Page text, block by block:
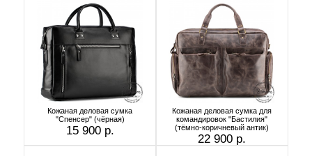
Кожаная деловая сумка
"Спенсер" (чёрная)
15 900 р.
Кожаная деловая сумка для
командировок "Бастилия"
(тёмно-коричневый антик)
22 900 р.